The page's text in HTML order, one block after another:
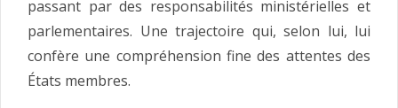
passant par des responsabilités ministérielles et
parlementaires. Une trajectoire qui, selon lui, lui
confère une compréhension fine des attentes des
États membres.